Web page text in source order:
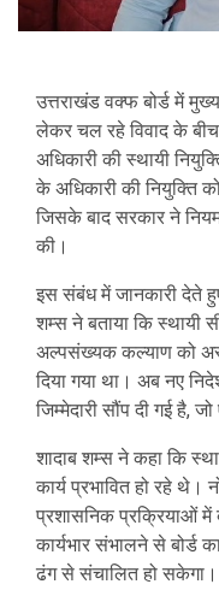
उत्तराखंड वक्फ बोर्ड में
लेकर चल रहे विवाद के
अधिकारी की स्थायी
के अधिकारी की नियुक्ति
जिसके बाद सरकार ने
की।
इस संबंध में जानकारी देते
शम्स ने बताया कि स्थायी
अल्पसंख्यक कल्याण को
दिया गया था। अब नए
जिम्मेदारी सौंप दी गई है,
शादाब शम्स ने कहा कि
कार्य प्रभावित हो रहे थे।
प्रशासनिक प्रक्रियाओं
कार्यभार संभालने से बोर्ड
ढंग से संचालित हो सकेगा।